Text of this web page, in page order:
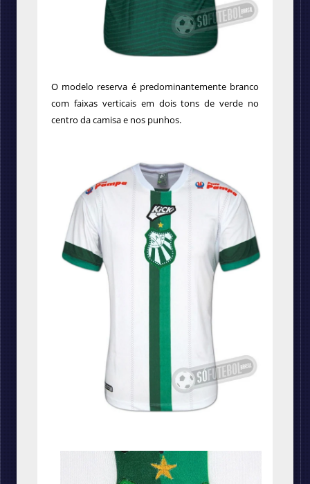
O modelo reserva é predominantemente branco
com faixas verticais em dois tons de verde no
centro da camisa e nos punhos.